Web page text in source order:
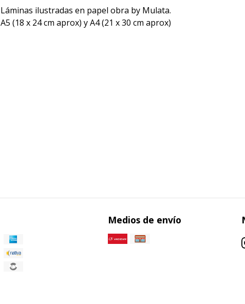
Láminas ilustradas en papel obra by Mulata.
A5 (18 x 24 cm aprox) y A4 (21 x 30 cm aprox)
Medios de envío